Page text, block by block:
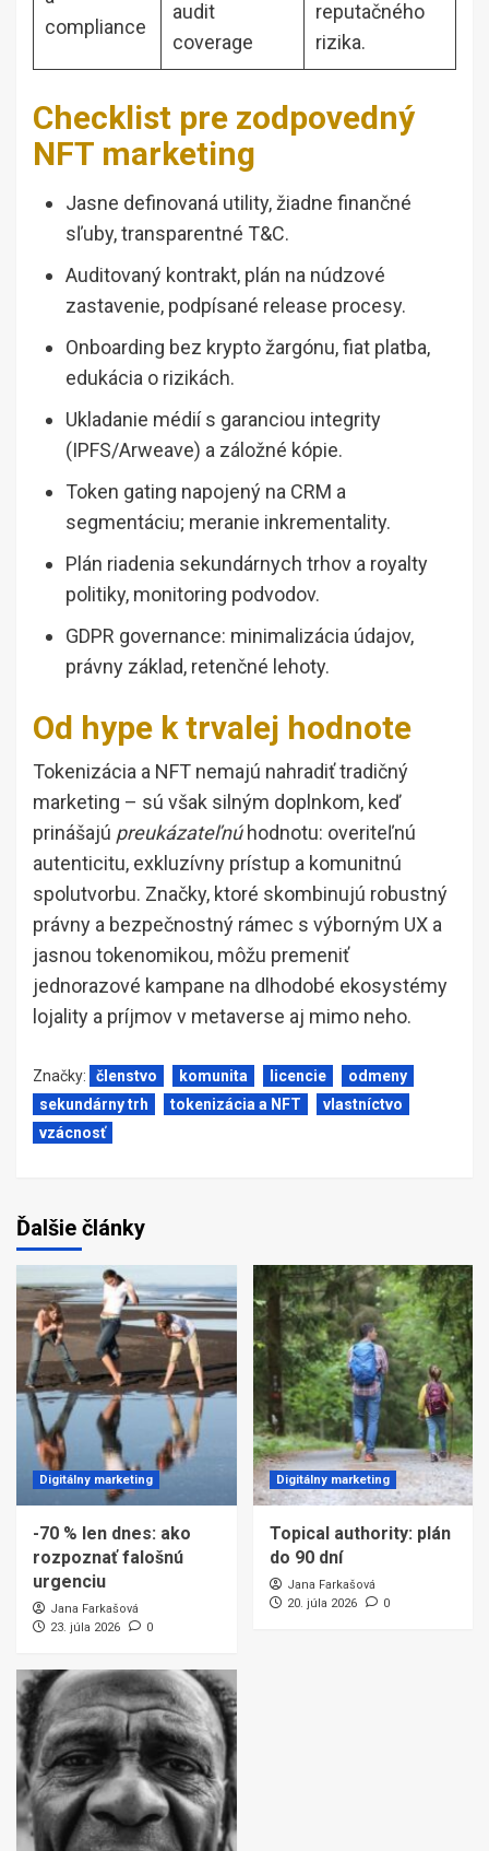
compliance
audit
coverage
reputačného
rizika.
Checklist pre zodpovedný
NFT marketing
Jasne definovaná utility, žiadne finančné
sľuby, transparentné T&C.
Auditovaný kontrakt, plán na núdzové
zastavenie, podpísané release procesy.
Onboarding bez krypto žargónu, fiat platba,
edukácia o rizikách.
Ukladanie médií s garanciou integrity
(IPFS/Arweave) a záložné kópie.
Token gating napojený na CRM a
segmentáciu; meranie inkrementality.
Plán riadenia sekundárnych trhov a royalty
politiky, monitoring podvodov.
GDPR governance: minimalizácia údajov,
právny základ, retenčné lehoty.
Od hype k trvalej hodnote
Tokenizácia a NFT nemajú nahradiť tradičný
marketing – sú však silným doplnkom, keď
prinášajú preukázateľnúhodnotu: overiteľnú
autenticitu, exkluzívny prístup a komunitnú
spolutvorbu. Značky, ktoré skombinujú robustný
právny a bezpečnostný rámec s výborným UX a
jasnou tokenomikou, môžu premeniť
jednorazové kampane na dlhodobé ekosystémy
lojality a príjmov v metaverse aj mimo neho.
Značky: členstvo komunita licencie
odmeny
sekundárny trh
tokenizácia a NFT
vlastníctvo
vzácnosť
Ďalšie články
Digitálny marketing
-70 % len dnes: ako
rozpoznať falošnú
urgenciu
Jana Farkašová
23. júla 2026
0
Digitálny marketing
Topical authority: plán
do 90 dní
Jana Farkašová
20. júla 2026
0